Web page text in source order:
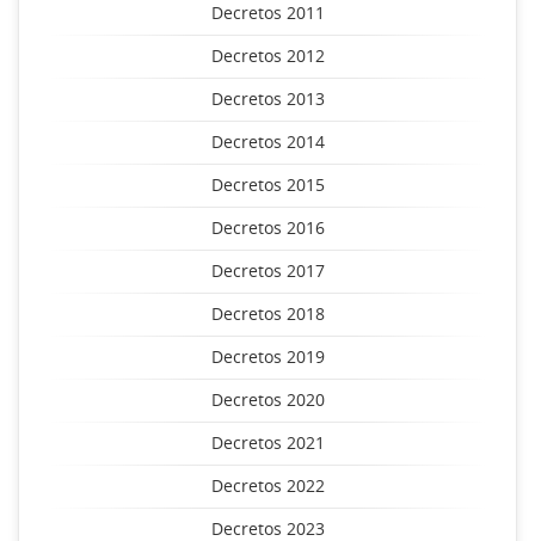
Decretos 2011
Decretos 2012
Decretos 2013
Decretos 2014
Decretos 2015
Decretos 2016
Decretos 2017
Decretos 2018
Decretos 2019
Decretos 2020
Decretos 2021
Decretos 2022
Decretos 2023